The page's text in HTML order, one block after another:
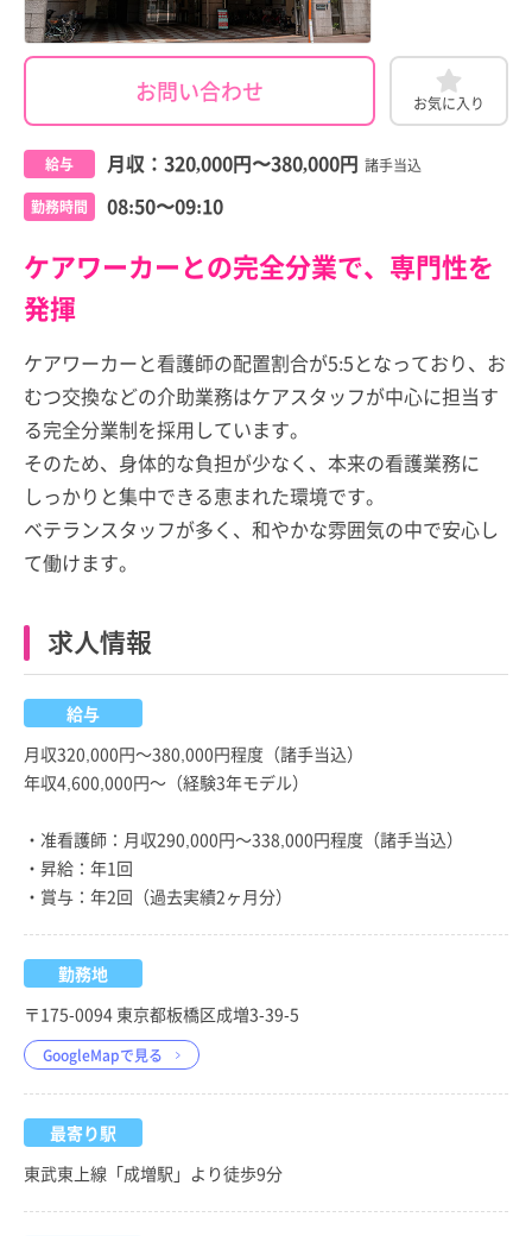
お問い合わせ お気に入り
給与 月収： 320,000円〜380,000円 諸手当込
勤務時間 08:50〜09:10
ケアワーカーとの完全分業で、専門性を
発揮
ケアワーカーと看護師の配置割合が5:5となっており、お
むつ交換などの介助業務はケアスタッフが中心に担当す
る完全分業制を採用しています。
そのため、身体的な負担が少なく、本来の看護業務に
しっかりと集中できる恵まれた環境です。
ベテランスタッフが多く、和やかな雰囲気の中で安心し
て働けます。
求人情報
給与
月収320,000円～380,000円程度（諸手当込）
年収4,600,000円～（経験3年モデル）
・准看護師：月収290,000円～338,000円程度（諸手当込）
・昇給：年1回
・賞与：年2回（過去実績2ヶ月分）
勤務地
〒175-0094 東京都板橋区成増3-39-5
GoogleMapで見る
最寄り駅
東武東上線「成増駅」より徒歩9分